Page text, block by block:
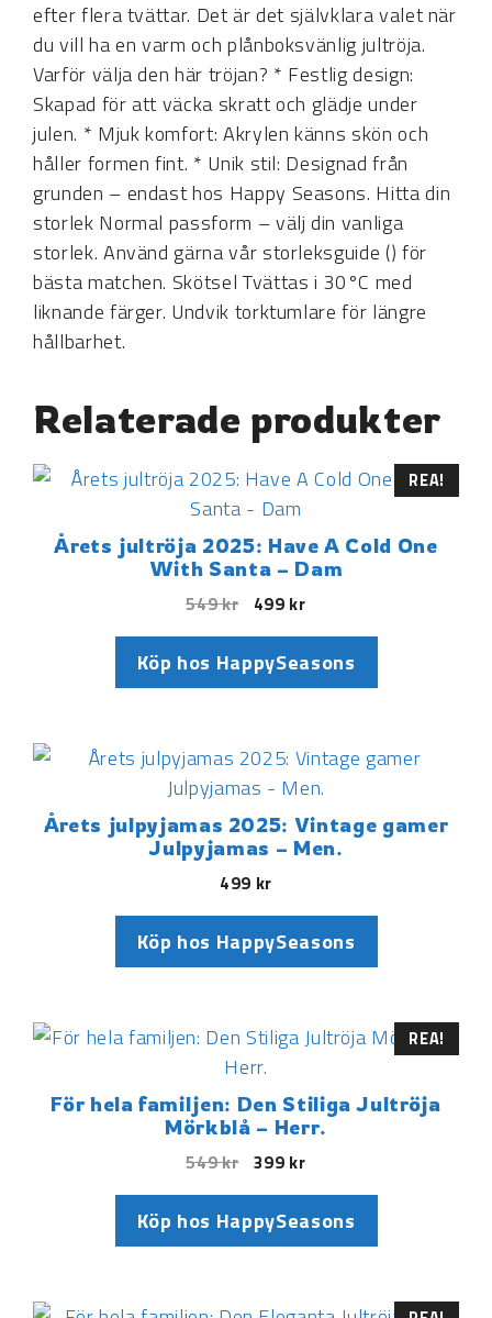
efter flera tvättar. Det är det självklara valet när
du vill ha en varm och plånboksvänlig jultröja.
Varför välja den här tröjan? * Festlig design:
Skapad för att väcka skratt och glädje under
julen. * Mjuk komfort: Akrylen känns skön och
håller formen fint. * Unik stil: Designad från
grunden – endast hos Happy Seasons. Hitta din
storlek Normal passform – välj din vanliga
storlek. Använd gärna vår storleksguide () för
bästa matchen. Skötsel Tvättas i 30°C med
liknande färger. Undvik torktumlare för längre
hållbarhet.
Relaterade produkter
REA!
Årets jultröja 2025: Have A Cold One
With Santa – Dam
549kr 499 kr
Köp hos HappySeasons
Årets julpyjamas 2025: Vintage gamer
Julpyjamas – Men.
499 kr
Köp hos HappySeasons
REA!
För hela familjen: Den Stiliga Jultröja
Mörkblå – Herr.
549kr 399 kr
Köp hos HappySeasons